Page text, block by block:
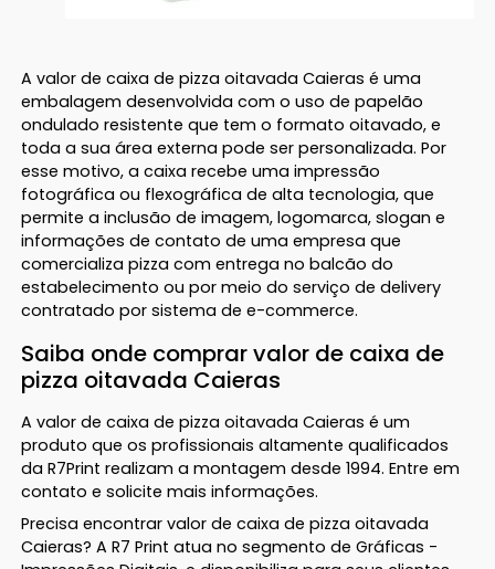
A valor de caixa de pizza oitavada Caieras é uma
embalagem desenvolvida com o uso de papelão
ondulado resistente que tem o formato oitavado, e
toda a sua área externa pode ser personalizada. Por
esse motivo, a caixa recebe uma impressão
fotográfica ou flexográfica de alta tecnologia, que
permite a inclusão de imagem, logomarca, slogan e
informações de contato de uma empresa que
comercializa pizza com entrega no balcão do
estabelecimento ou por meio do serviço de delivery
contratado por sistema de e-commerce.
Saiba onde comprar valor de caixa de
pizza oitavada Caieras
A valor de caixa de pizza oitavada Caieras é um
produto que os profissionais altamente qualificados
da R7Print realizam a montagem desde 1994. Entre em
contato e solicite mais informações.
Precisa encontrar valor de caixa de pizza oitavada
Caieras? A R7 Print atua no segmento de Gráficas -